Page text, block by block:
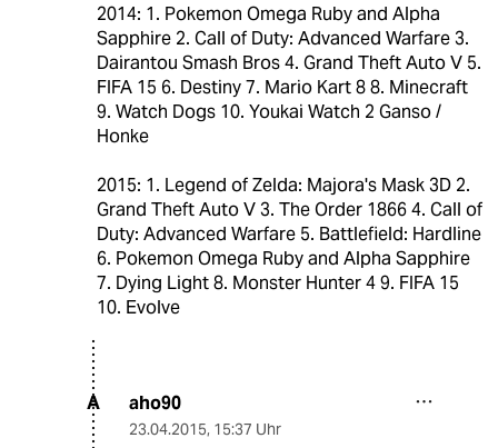
2014: 1. Pokemon Omega Ruby and Alpha
Sapphire 2. Call of Duty: Advanced Warfare 3.
Dairantou Smash Bros 4. Grand Theft Auto V 5.
FIFA 15 6. Destiny 7. Mario Kart 8 8. Minecraft
9. Watch Dogs 10. Youkai Watch 2 Ganso /
Honke
2015: 1. Legend of Zelda: Majora's Mask 3D 2.
Grand Theft Auto V 3. The Order 1866 4. Call of
Duty: Advanced Warfare 5. Battlefield: Hardline
6. Pokemon Omega Ruby and Alpha Sapphire
7. Dying Light 8. Monster Hunter 4 9. FIFA 15
10. Evolve
A aho90
23.04.2015, 15:37 Uhr